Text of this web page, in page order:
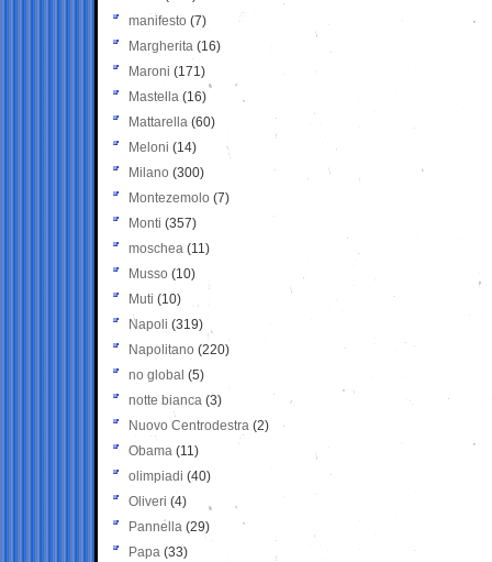
manifesto (7)
Margherita (16)
Maroni (171)
Mastella (16)
Mattarella (60)
Meloni (14)
Milano (300)
Montezemolo (7)
Monti (357)
moschea (11)
Musso (10)
Muti (10)
Napoli (319)
Napolitano (220)
no global (5)
notte bianca (3)
Nuovo Centrodestra (2)
Obama (11)
olimpiadi (40)
Oliveri (4)
Pannella (29)
Papa (33)